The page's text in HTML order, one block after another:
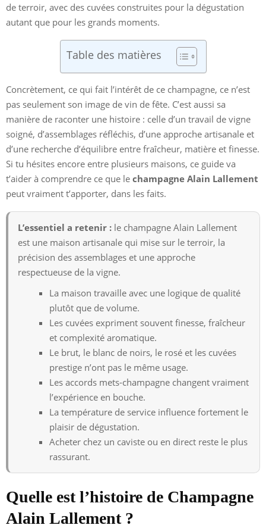
de terroir, avec des cuvées construites pour la dégustation
autant que pour les grands moments.
Table des matières
Concrètement, ce qui fait l’intérêt de ce champagne, ce n’est
pas seulement son image de vin de fête. C’est aussi sa
manière de raconter une histoire : celle d’un travail de vigne
soigné, d’assemblages réfléchis, d’une approche artisanale et
d’une recherche d’équilibre entre fraîcheur, matière et finesse.
Si tu hésites encore entre plusieurs maisons, ce guide va
t’aider à comprendre ce que le champagne Alain Lallement
peut vraiment t’apporter, dans les faits.
L’essentiel a retenir : le champagne Alain Lallement
est une maison artisanale qui mise sur le terroir, la
précision des assemblages et une approche
respectueuse de la vigne.
La maison travaille avec une logique de qualité
plutôt que de volume.
Les cuvées expriment souvent finesse, fraîcheur
et complexité aromatique.
Le brut, le blanc de noirs, le rosé et les cuvées
prestige n’ont pas le même usage.
Les accords mets-champagne changent vraiment
l’expérience en bouche.
La température de service influence fortement le
plaisir de dégustation.
Acheter chez un caviste ou en direct reste le plus
rassurant.
Quelle est l’histoire de Champagne
Alain Lallement ?